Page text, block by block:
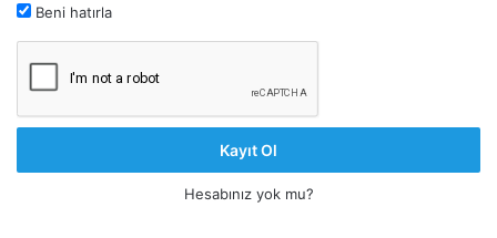
Beni hatırla
Kayıt Ol
Hesabınız yok mu?